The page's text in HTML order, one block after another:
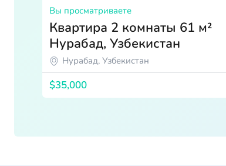
Вы просматриваете
Квартира 2 комнаты 61 м²
Нурабад, Узбекистан
Нурабад, Узбекистан
$35,000